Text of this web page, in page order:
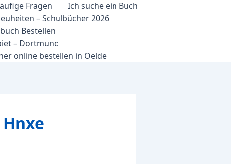
Fragen
Ich suche ein Buch
– Schulbücher 2026
Bestellen
– Dortmund
online bestellen in Oelde